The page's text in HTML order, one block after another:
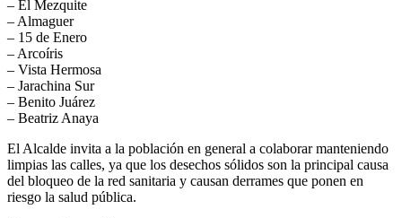
– El Mezquite
– Almaguer
– 15 de Enero
– Arcoíris
– Vista Hermosa
– Jarachina Sur
– Benito Juárez
– Beatriz Anaya
El Alcalde invita a la población en general a colaborar manteniendo
limpias las calles, ya que los desechos sólidos son la principal causa
del bloqueo de la red sanitaria y causan derrames que ponen en
riesgo la salud pública.